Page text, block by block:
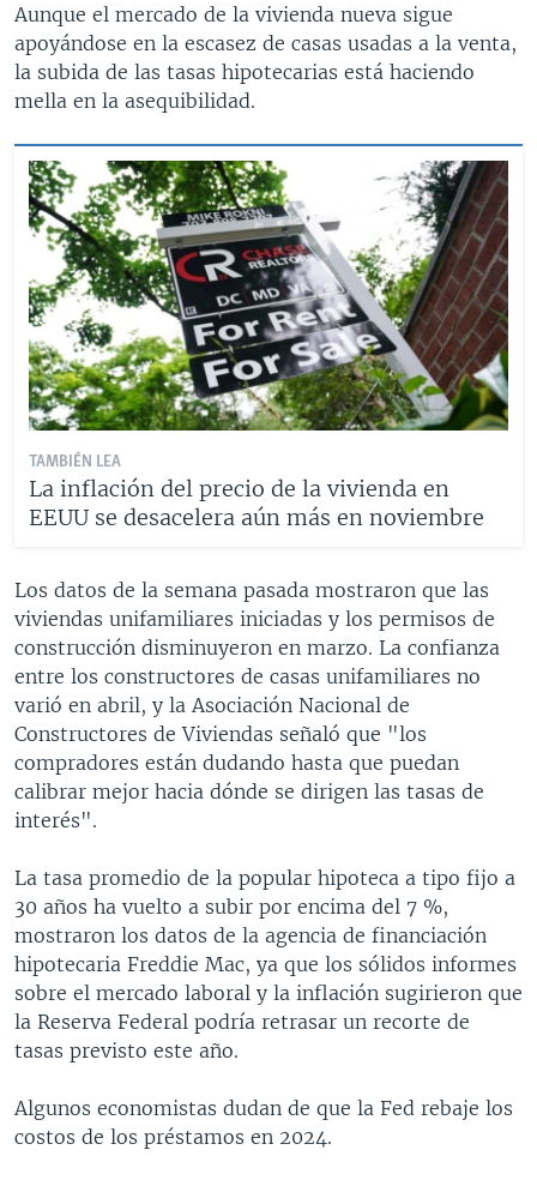
Aunque el mercado de la vivienda nueva sigue
apoyándose en la escasez de casas usadas a la venta,
la subida de las tasas hipotecarias está haciendo
mella en la asequibilidad.
TAMBIÉN LEA
La inflación del precio de la vivienda en
EEUU se desacelera aún más en noviembre
Los datos de la semana pasada mostraron que las
viviendas unifamiliares iniciadas y los permisos de
construcción disminuyeron en marzo. La confianza
entre los constructores de casas unifamiliares no
varió en abril, y la Asociación Nacional de
Constructores de Viviendas señaló que "los
compradores están dudando hasta que puedan
calibrar mejor hacia dónde se dirigen las tasas de
interés".
La tasa promedio de la popular hipoteca a tipo fijo a
30 años ha vuelto a subir por encima del 7 %,
mostraron los datos de la agencia de financiación
hipotecaria Freddie Mac, ya que los sólidos informes
sobre el mercado laboral y la inflación sugirieron que
la Reserva Federal podría retrasar un recorte de
tasas previsto este año.
Algunos economistas dudan de que la Fed rebaje los
costos de los préstamos en 2024.